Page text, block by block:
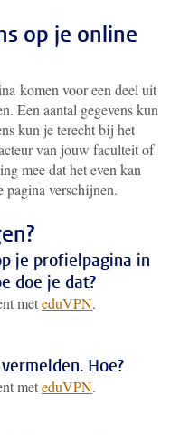
op je online
komen voor een deel uit
Een aantal gegevens kun
kun je terecht bij het
van jouw faculteit of
mee dat het even kan
pagina verschijnen.
je profielpagina in
doe je dat?
meteduVPN.
Hoe?
meteduVPN.